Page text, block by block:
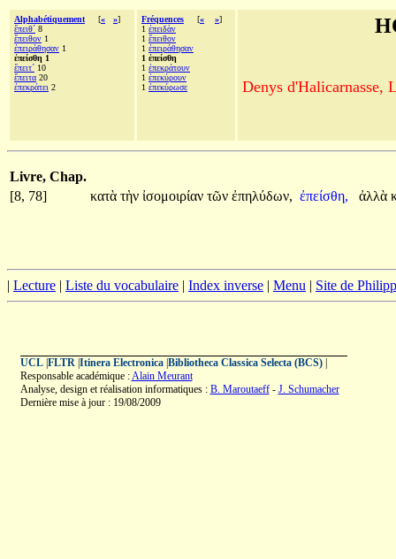
Alphabétiquement [« »]
ἔπειθ´ 8
ἔπειθον 1
ἐπειράθησαν 1
ἐπείσθη 1
ἔπειτ´ 10
ἔπειτα 20
ἐπεκράτει 2
Fréquences [« »]
1 ἐπειδὰν
1 ἔπειθον
1 ἐπειράθησαν
1 ἐπείσθη
1 ἐπεκράτουν
1 ἐπεκύρουν
1 ἐπεκύρωσε Denys d'Halicarnasse,
Livre, Chap.
[8, 78]
κατὰ τὴν ἰσομοιρίαν τῶν ἐπηλύδων, ἐπείσθη, ἀλλὰ
| Lecture | Liste du vocabulaire | Index inverse | Menu | Site de
UCL| FLTR| Itinera Electronica| Bibliotheca Classica Selecta (BCS)|
Responsable académique :Alain Meurant
Analyse, design et réalisation informatiques : B. Maroutaeff- J. Schumacher
Dernière mise à jour : 19/08/2009